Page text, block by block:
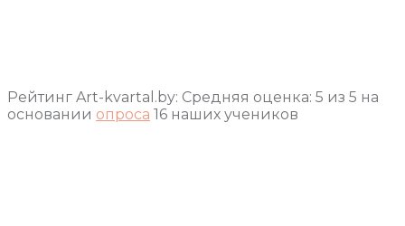
Рейтинг Art-kvartal.by: Средняя оценка: 5 из 5 на
основании опроса 16 наших учеников